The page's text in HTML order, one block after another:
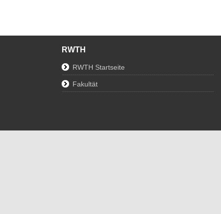
RWTH
RWTH Startseite
Fakultät